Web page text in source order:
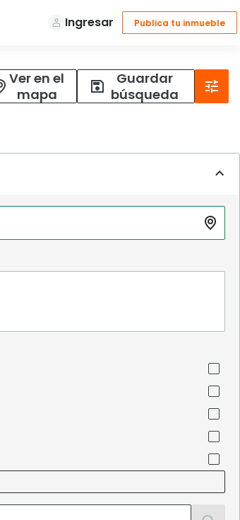
Ver en el
mapa
Guardar
búsqueda